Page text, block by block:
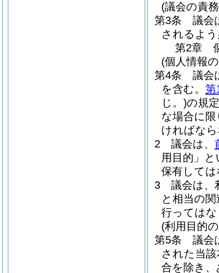
(議会の責
第3条
議会
されるよ
第2章
(個人情報
第4条
議会
を含む。 第
じ。)の規
な場合に
ければな
2
議会は、
用目的」
保有して
3
議会は、
と相当の
行っては
(利用目的
第5条
議会
された当
合を除き